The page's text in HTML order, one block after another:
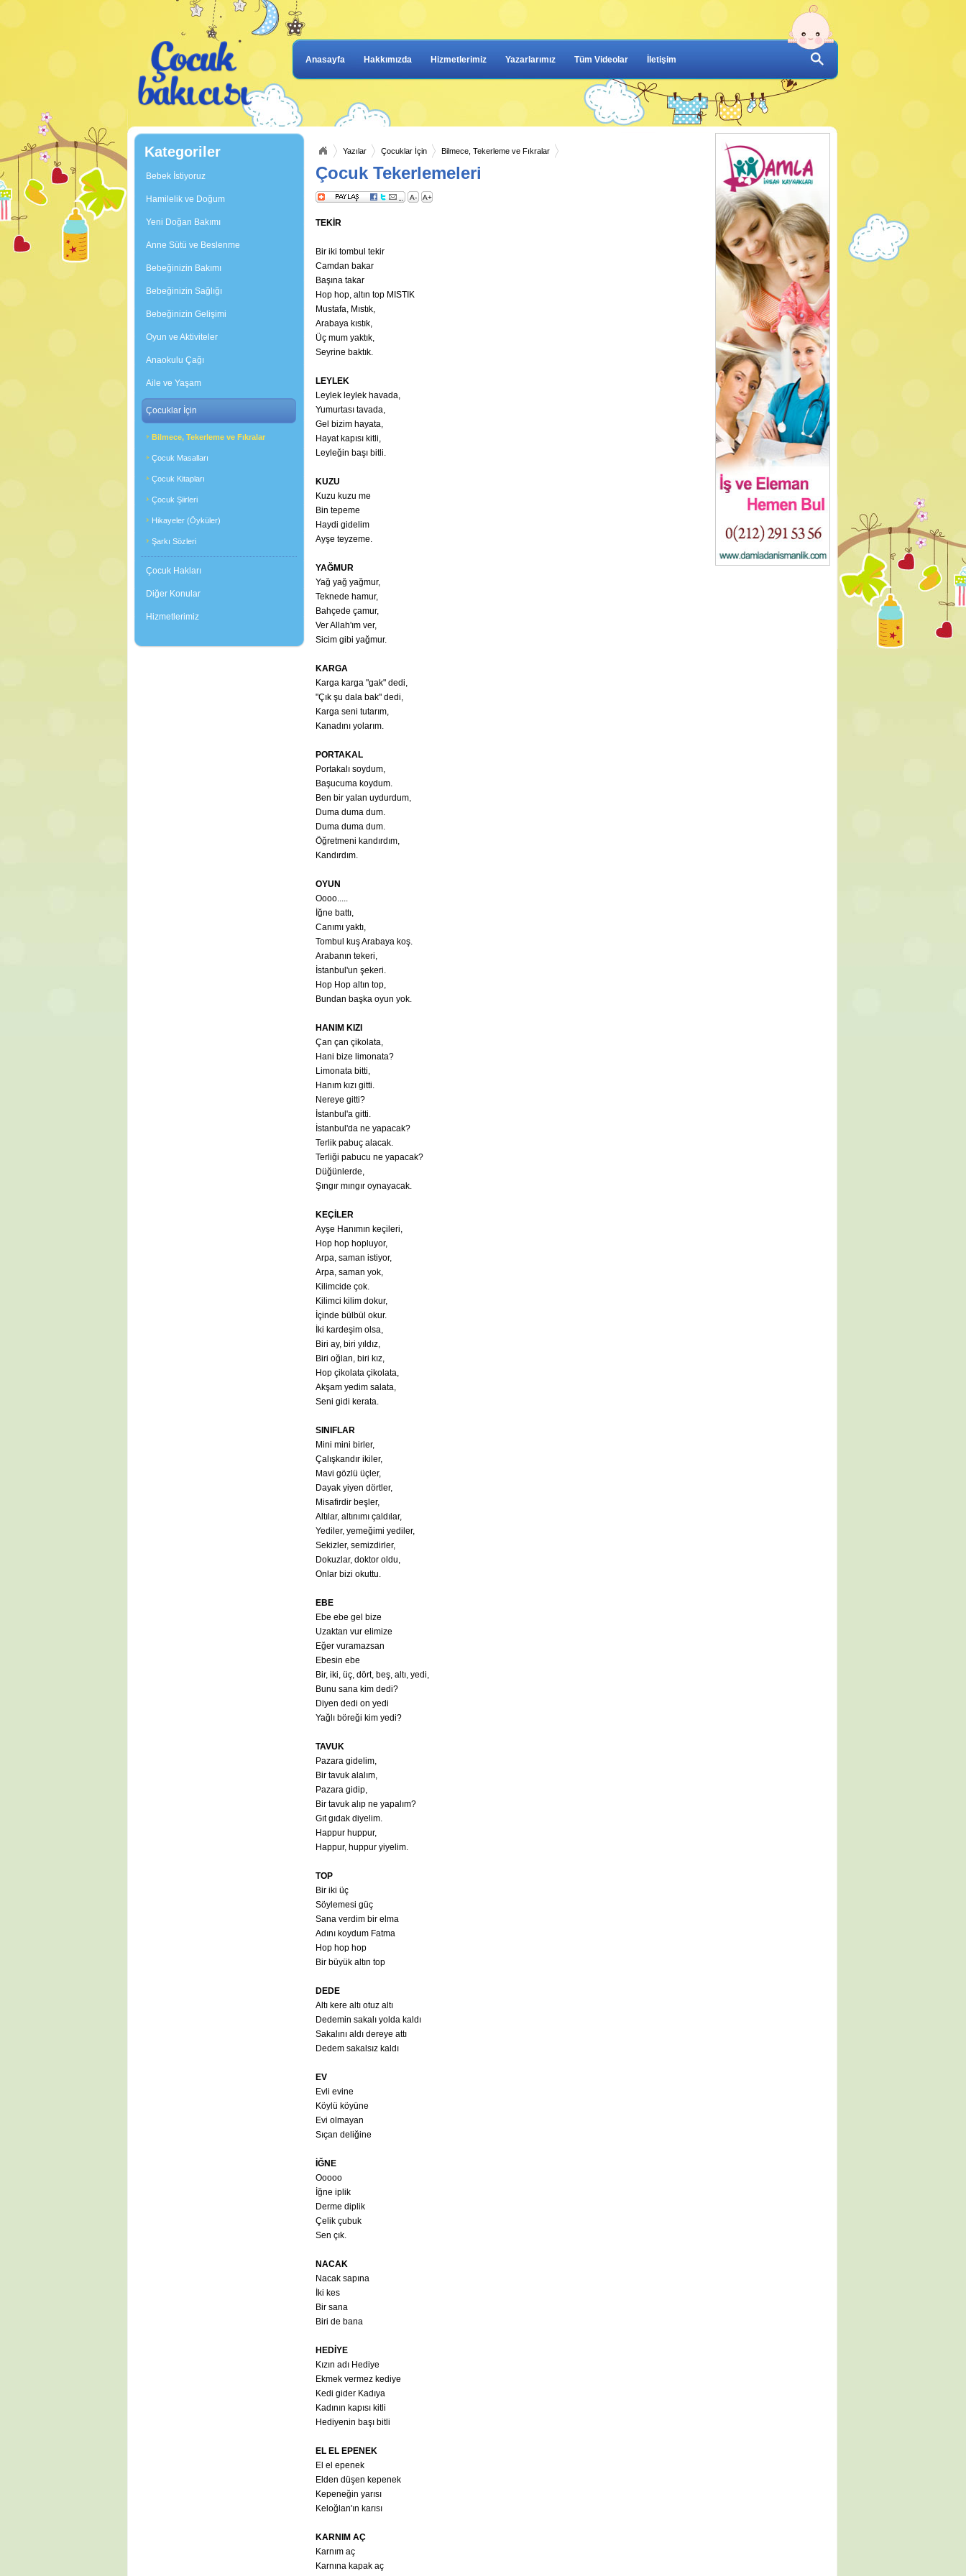
Anasayfa Hakkımızda Hizmetlerimiz Yazarlarımız Tüm Videolar İletişim
Kategoriler
Bebek İstiyoruz
Hamilelik ve Doğum
Yeni Doğan Bakımı
Anne Sütü ve Beslenme
Bebeğinizin Bakımı
Bebeğinizin Sağlığı
Bebeğinizin Gelişimi
Oyun ve Aktiviteler
Anaokulu Çağı
Aile ve Yaşam
Çocuklar İçin
Bilmece, Tekerleme ve Fıkralar
Çocuk Masalları
Çocuk Kitapları
Çocuk Şiirleri
Hikayeler (Öyküler)
Şarkı Sözleri
Çocuk Hakları
Diğer Konular
Hizmetlerimiz
Yazılar Çocuklar İçin Bilmece, Tekerleme ve Fıkralar
Çocuk Tekerlemeleri
A- A+
TEKİR
Bir iki tombul tekir
Camdan bakar
Başına takar
Hop hop, altın top MISTIK
Mustafa, Mıstık,
Arabaya kıstık,
Üç mum yaktık,
Seyrine baktık.
LEYLEK
Leylek leylek havada,
Yumurtası tavada,
Gel bizim hayata,
Hayat kapısı kitli,
Leyleğin başı bitli.
KUZU
Kuzu kuzu me
Bin tepeme
Haydi gidelim
Ayşe teyzeme.
YAĞMUR
Yağ yağ yağmur,
Teknede hamur,
Bahçede çamur,
Ver Allah'ım ver,
Sicim gibi yağmur.
KARGA
Karga karga "gak" dedi,
"Çık şu dala bak" dedi,
Karga seni tutarım,
Kanadını yolarım.
PORTAKAL
Portakalı soydum,
Başucuma koydum.
Ben bir yalan uydurdum,
Duma duma dum.
Duma duma dum.
Öğretmeni kandırdım,
Kandırdım.
OYUN
Oooo.....
İğne battı,
Canımı yaktı,
Tombul kuş Arabaya koş.
Arabanın tekeri,
İstanbul'un şekeri.
Hop Hop altın top,
Bundan başka oyun yok.
HANIM KIZI
Çan çan çikolata,
Hani bize limonata?
Limonata bitti,
Hanım kızı gitti.
Nereye gitti?
İstanbul'a gitti.
İstanbul'da ne yapacak?
Terlik pabuç alacak.
Terliği pabucu ne yapacak?
Düğünlerde,
Şıngır mıngır oynayacak.
KEÇİLER
Ayşe Hanımın keçileri,
Hop hop hopluyor,
Arpa, saman istiyor,
Arpa, saman yok,
Kilimcide çok.
Kilimci kilim dokur,
İçinde bülbül okur.
İki kardeşim olsa,
Biri ay, biri yıldız,
Biri oğlan, biri kız,
Hop çikolata çikolata,
Akşam yedim salata,
Seni gidi kerata.
SINIFLAR
Mini mini birler,
Çalışkandır ikiler,
Mavi gözlü üçler,
Dayak yiyen dörtler,
Misafirdir beşler,
Altılar, altınımı çaldılar,
Yediler, yemeğimi yediler,
Sekizler, semizdirler,
Dokuzlar, doktor oldu,
Onlar bizi okuttu.
EBE
Ebe ebe gel bize
Uzaktan vur elimize
Eğer vuramazsan
Ebesin ebe
Bir, iki, üç, dört, beş, altı, yedi,
Bunu sana kim dedi?
Diyen dedi on yedi
Yağlı böreği kim yedi?
TAVUK
Pazara gidelim,
Bir tavuk alalım,
Pazara gidip,
Bir tavuk alıp ne yapalım?
Gıt gıdak diyelim.
Happur huppur,
Happur, huppur yiyelim.
TOP
Bir iki üç
Söylemesi güç
Sana verdim bir elma
Adını koydum Fatma
Hop hop hop
Bir büyük altın top
DEDE
Altı kere altı otuz altı
Dedemin sakalı yolda kaldı
Sakalını aldı dereye attı
Dedem sakalsız kaldı
EV
Evli evine
Köylü köyüne
Evi olmayan
Sıçan deliğine
İĞNE
Ooooo
İğne iplik
Derme diplik
Çelik çubuk
Sen çık.
NACAK
Nacak sapına
İki kes
Bir sana
Biri de bana
HEDİYE
Kızın adı Hediye
Ekmek vermez kediye
Kedi gider Kadıya
Kadının kapısı kitli
Hediyenin başı bitli
EL EL EPENEK
El el epenek
Elden düşen kepenek
Kepeneğin yarısı
Keloğlan'ın karısı
KARNIM AÇ
Karnım aç
Karnına kapak aç